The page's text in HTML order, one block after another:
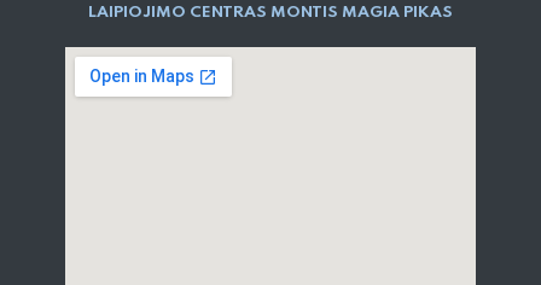
LAIPIOJIMO CENTRAS MONTIS MAGIA PIKAS